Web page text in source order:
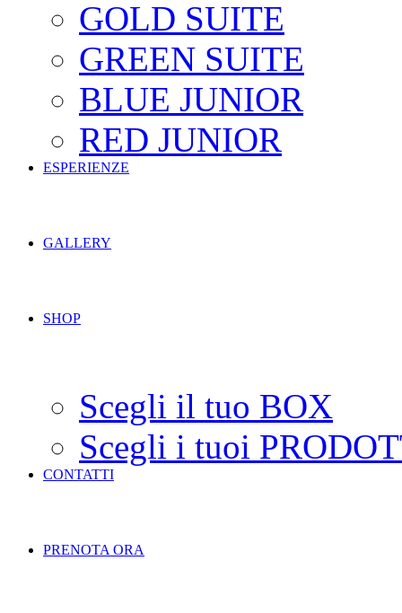
GOLD SUITE
GREEN SUITE
BLUE JUNIOR
RED JUNIOR
ESPERIENZE
GALLERY
SHOP
Scegli il tuo BOX
Scegli i tuoi
CONTATTI
PRENOTA ORA